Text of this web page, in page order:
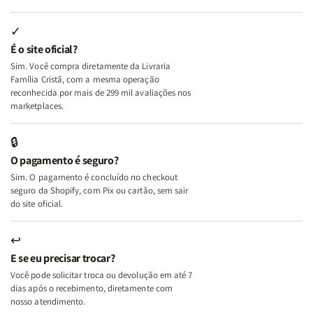
Lutas
e
Deus
+
A
Mulher
Lar
Lutas
+
A
Lar
Segundo
Segundo
✓
É o site oficial?
Sim. Você compra diretamente da Livraria
Família Cristã, com a mesma operação
reconhecida por mais de 299 mil avaliações nos
marketplaces.
🔒
O pagamento é seguro?
Sim. O pagamento é concluído no checkout
seguro da Shopify, com Pix ou cartão, sem sair
do site oficial.
↩
E se eu precisar trocar?
Você pode solicitar troca ou devolução em até 7
dias após o recebimento, diretamente com
nosso atendimento.